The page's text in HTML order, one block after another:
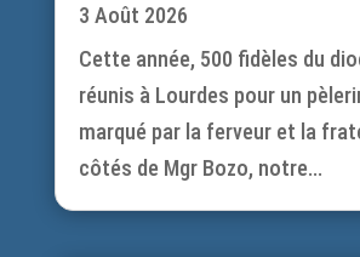
3 Août 2026
Cette année, 500 fidèles du
réunis à Lourdes pour un
marqué par la ferveur et la
côtés de Mgr Bozo, notre...